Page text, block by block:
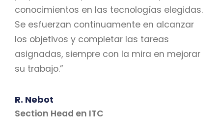
conocimientos en las tecnologías elegidas.
Se esfuerzan continuamente en alcanzar
los objetivos y completar las tareas
asignadas, siempre con la mira en mejorar
su trabajo.”
R. Nebot
Section Head en ITC